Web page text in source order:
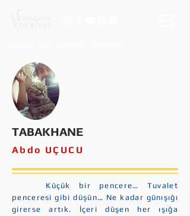
TABAKHANE
Abdo UÇUCU
Küçük bir pencere… Tuvalet
penceresi gibi düşün… Ne kadar günışığı
girerse artık. İçeri düşen her ışığa